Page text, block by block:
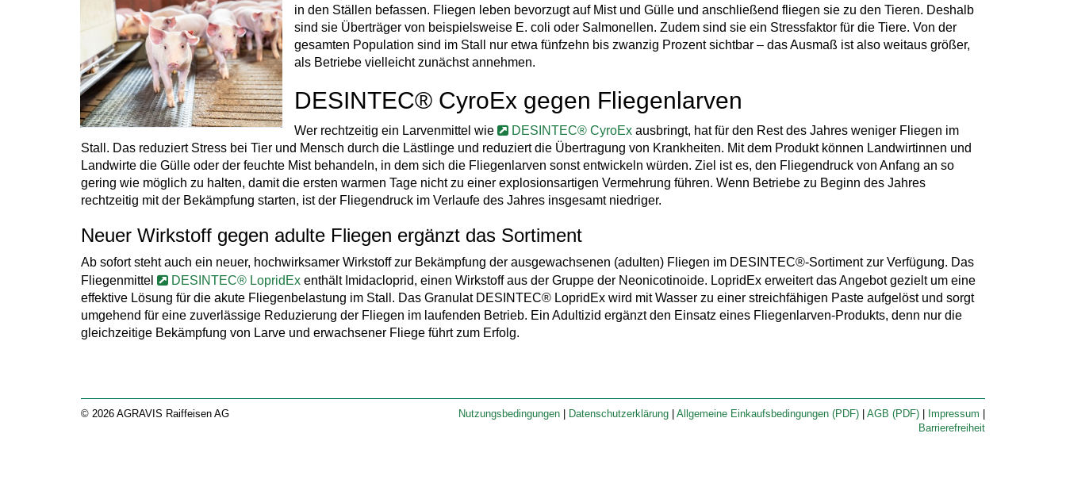
in den Ställen befassen. Fliegen leben bevorzugt auf Mist und Gülle und anschließend fliegen sie zu den Tieren. Deshalb
sind sie Überträger von beispielsweise E. coli oder Salmonellen. Zudem sind sie ein Stressfaktor für die Tiere. Von der
gesamten Population sind im Stall nur etwa fünfzehn bis zwanzig Prozent sichtbar – das Ausmaß ist also weitaus größer,
als Betriebe vielleicht zunächst annehmen.
DESINTEC® CyroEx gegen Fliegenlarven
Wer rechtzeitig ein Larvenmittel wie DESINTEC® CyroEx ausbringt, hat für den Rest des Jahres weniger Fliegen im
Stall. Das reduziert Stress bei Tier und Mensch durch die Lästlinge und reduziert die Übertragung von Krankheiten. Mit dem Produkt können Landwirtinnen und
Landwirte die Gülle oder der feuchte Mist behandeln, in dem sich die Fliegenlarven sonst entwickeln würden. Ziel ist es, den Fliegendruck von Anfang an so
gering wie möglich zu halten, damit die ersten warmen Tage nicht zu einer explosionsartigen Vermehrung führen. Wenn Betriebe zu Beginn des Jahres
rechtzeitig mit der Bekämpfung starten, ist der Fliegendruck im Verlaufe des Jahres insgesamt niedriger.
Neuer Wirkstoff gegen adulte Fliegen ergänzt das Sortiment
Ab sofort steht auch ein neuer, hochwirksamer Wirkstoff zur Bekämpfung der ausgewachsenen (adulten) Fliegen im DESINTEC®-Sortiment zur Verfügung. Das
Fliegenmittel
DESINTEC® LopridEx enthält Imidacloprid, einen Wirkstoff aus der Gruppe der Neonicotinoide. LopridEx erweitert das Angebot gezielt um eine
effektive Lösung für die akute Fliegenbelastung im Stall. Das Granulat DESINTEC® LopridEx wird mit Wasser zu einer streichfähigen Paste aufgelöst und sorgt
umgehend für eine zuverlässige Reduzierung der Fliegen im laufenden Betrieb. Ein Adultizid ergänzt den Einsatz eines Fliegenlarven-Produkts, denn nur die
gleichzeitige Bekämpfung von Larve und erwachsener Fliege führt zum Erfolg.
© 2026 AGRAVIS Raiffeisen AG Nutzungsbedingungen Datenschutzerklärung Allgemeine Einkaufsbedingungen (PDF) AGB (PDF) Impressum
Barrierefreiheit